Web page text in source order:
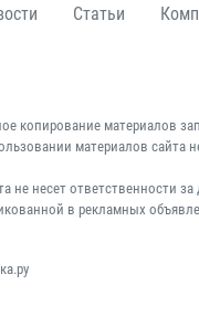
Статьи
копирование материалов
материалов сайта
не несет ответственности за
в рекламных